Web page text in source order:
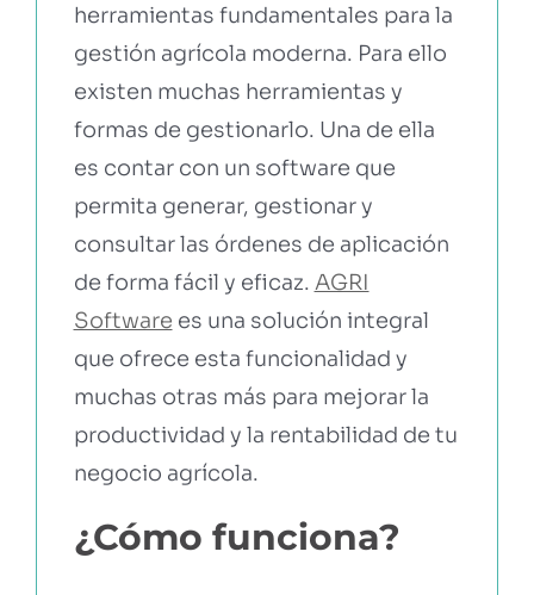
herramientas fundamentales para la
gestión agrícola moderna. Para ello
existen muchas herramientas y
formas de gestionarlo. Una de ella
es contar con un software que
permita generar, gestionar y
consultar las órdenes de aplicación
de forma fácil y eficaz. AGRI
Software es una solución integral
que ofrece esta funcionalidad y
muchas otras más para mejorar la
productividad y la rentabilidad de tu
negocio agrícola.
¿Cómo funciona?